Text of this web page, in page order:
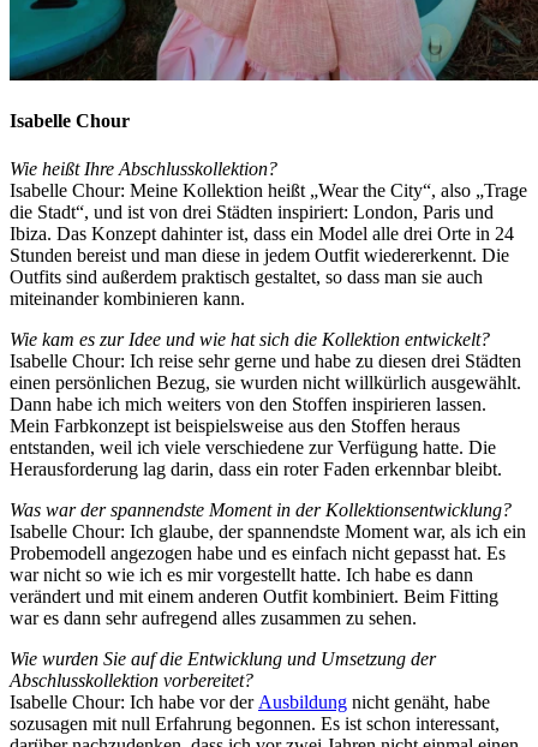
Isabelle Chour
Wie heißt Ihre Abschlusskollektion?
Isabelle Chour: Meine Kollektion heißt „Wear the City“, also „Trage
die Stadt“, und ist von drei Städten inspiriert: London, Paris und
Ibiza. Das Konzept dahinter ist, dass ein Model alle drei Orte in 24
Stunden bereist und man diese in jedem Outfit wiedererkennt. Die
Outfits sind außerdem praktisch gestaltet, so dass man sie auch
miteinander kombinieren kann.
Wie kam es zur Idee und wie hat sich die Kollektion entwickelt?
Isabelle Chour: Ich reise sehr gerne und habe zu diesen drei Städten
einen persönlichen Bezug, sie wurden nicht willkürlich ausgewählt.
Dann habe ich mich weiters von den Stoffen inspirieren lassen.
Mein Farbkonzept ist beispielsweise aus den Stoffen heraus
entstanden, weil ich viele verschiedene zur Verfügung hatte. Die
Herausforderung lag darin, dass ein roter Faden erkennbar bleibt.
Was war der spannendste Moment in der Kollektionsentwicklung?
Isabelle Chour: Ich glaube, der spannendste Moment war, als ich ein
Probemodell angezogen habe und es einfach nicht gepasst hat. Es
war nicht so wie ich es mir vorgestellt hatte. Ich habe es dann
verändert und mit einem anderen Outfit kombiniert. Beim Fitting
war es dann sehr aufregend alles zusammen zu sehen.
Wie wurden Sie auf die Entwicklung und Umsetzung der
Abschlusskollektion vorbereitet?
Isabelle Chour: Ich habe vor der Ausbildung nicht genäht, habe
sozusagen mit null Erfahrung begonnen. Es ist schon interessant,